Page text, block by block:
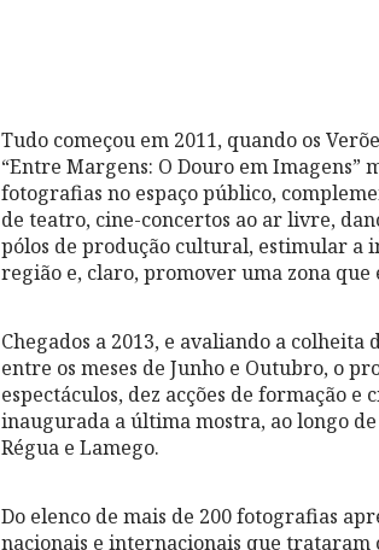
Tudo começou em 2011, quando os
“Entre Margens: O Douro em Imagens”
fotografias no espaço público,
de teatro, cine-concertos ao ar livre,
pólos de produção cultural, estimular a
região e, claro, promover uma zona
Chegados a 2013, e avaliando a
entre os meses de Junho e Outubro, o
espectáculos, dez acções de formação
inaugurada a última mostra, ao longo
Régua e Lamego.
Do elenco de mais de 200 fotografias
nacionais e internacionais que trataram